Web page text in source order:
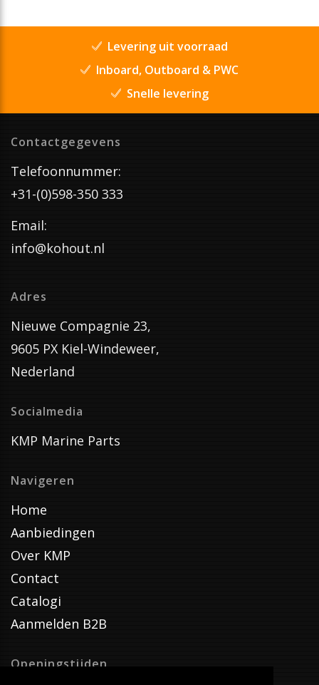
Levering uit voorraad
Inboard, Outboard & PWC
Snelle levering
Contactgegevens
Telefoonnummer:
+31-(0)598-350 333
Email:
info@kohout.nl
Adres
Nieuwe Compagnie 23,
9605 PX Kiel-Windeweer,
Nederland
Socialmedia
KMP Marine Parts
Navigeren
Home
Aanbiedingen
Over KMP
Contact
Catalogi
Aanmelden B2B
Openingstijden